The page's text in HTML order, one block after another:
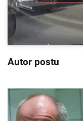
Autor postu